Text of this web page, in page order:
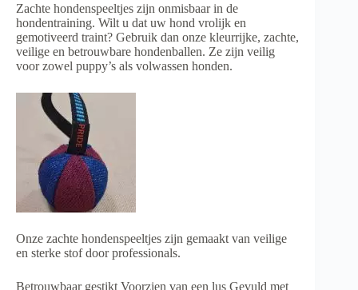
Zachte hondenspeeltjes zijn onmisbaar in de
hondentraining. Wilt u dat uw hond vrolijk en
gemotiveerd traint? Gebruik dan onze kleurrijke, zachte,
veilige en betrouwbare hondenballen. Ze zijn veilig
voor zowel puppy’s als volwassen honden.
Onze zachte hondenspeeltjes zijn gemaakt van veilige
en sterke stof door professionals.
Betrouwbaar gestikt Voorzien van een lus Gevuld met